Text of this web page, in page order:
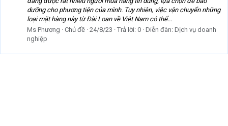
dưỡng cho phương tiện của mình. Tuy nhiên, việc vận chuyển những
loại mặt hàng này từ Đài Loan về Việt Nam có thể...
Ms Phương
Chủ đề 24/8/23 Trả lời: 0 Diễn đàn: Dịch vụ doanh
nghiệp